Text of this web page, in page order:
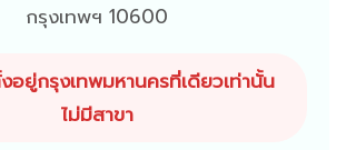
กรุงเทพฯ 10600
อยู่กรุงเทพมหานครที่เดียวเท่านั้น
ไม่มีสาขา